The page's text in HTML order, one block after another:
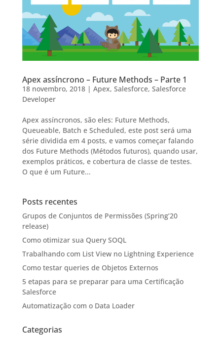
Apex assíncrono – Future Methods – Parte 1
18 novembro, 2018| Apex, Salesforce, Salesforce
Developer
Apex assíncronos, são eles: Future Methods,
Queueable, Batch e Scheduled, este post será uma
série dividida em 4 posts, e vamos começar falando
dos Future Methods (Métodos futuros), quando usar,
exemplos práticos, e cobertura de classe de testes.
O que é um Future...
Posts recentes
Grupos de Conjuntos de Permissões (Spring’20
release)
Como otimizar sua Query SOQL
Trabalhando com List View no Lightning Experience
Como testar queries de Objetos Externos
5 etapas para se preparar para uma Certificação
Salesforce
Automatização com o Data Loader
Categorias